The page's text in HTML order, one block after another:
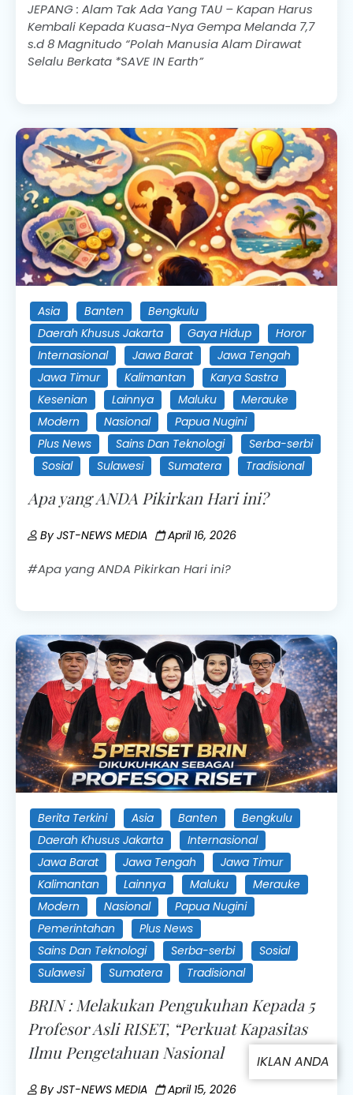
JEPANG : Alam Tak Ada Yang TAU – Kapan Harus
Kembali Kepada Kuasa-Nya Gempa Melanda 7,7
s.d 8 Magnitudo “Polah Manusia Alam Dirawat
Selalu Berkata *SAVE IN Earth”
Asia Banten
Bengkulu
Daerah Khusus Jakarta
Gaya Hidup
Horor
Internasional
Jawa Barat
Jawa Tengah
Jawa Timur
Kalimantan
Karya Sastra
Kesenian
Lainnya Maluku
Merauke
Modern
Nasional
Papua Nugini
Plus News
Sains Dan Teknologi
Serba-serbi
Sosial
Sulawesi Sumatera Tradisional
Apa yang ANDA Pikirkan Hari ini?
ByJST-NEWS MEDIA April 16, 2026
#Apa yang ANDA Pikirkan Hari ini?
Berita Terkini Asia Banten
Bengkulu
Daerah Khusus Jakarta
Internasional
Jawa Barat
Jawa Tengah
Jawa Timur
Kalimantan
Lainnya Maluku
Merauke
Modern
Nasional
Papua Nugini
Pemerintahan
Plus News
Sains Dan Teknologi
Serba-serbi
Sosial
Sulawesi
Sumatera Tradisional
BRIN : Melakukan Pengukuhan Kepada 5
Profesor Asli RISET, “Perkuat Kapasitas
Ilmu Pengetahuan Nasional
ByJST-NEWS MEDIA April 15, 2026